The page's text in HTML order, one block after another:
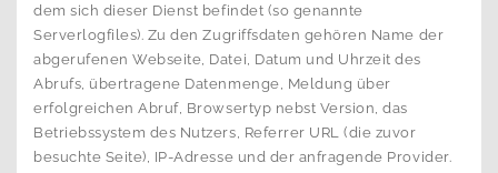
dem sich dieser Dienst befindet (so genannte
Serverlogfiles). Zu den Zugriffsdaten gehören Name der
abgerufenen Webseite, Datei, Datum und Uhrzeit des
Abrufs, übertragene Datenmenge, Meldung über
erfolgreichen Abruf, Browsertyp nebst Version, das
Betriebssystem des Nutzers, Referrer URL (die zuvor
besuchte Seite), IP-Adresse und der anfragende Provider.